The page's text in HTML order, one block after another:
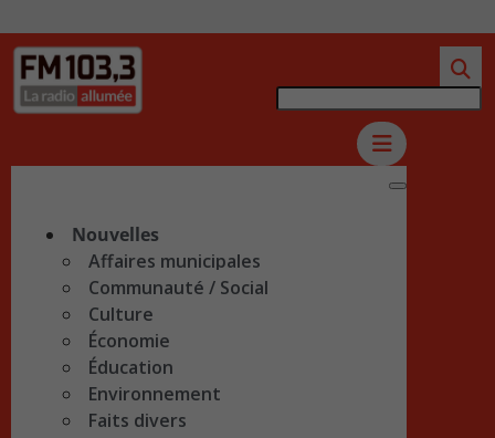
Nouvelles
Affaires municipales
Communauté / Social
Culture
Économie
Éducation
Environnement
Faits divers